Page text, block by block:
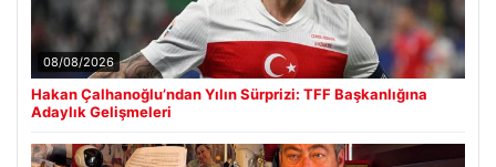
08/08/2026
Hakan Çalhanoğlu’ndan Yılın Sürprizi: TFF Başkanlığına
Adaylık Gelişmeleri